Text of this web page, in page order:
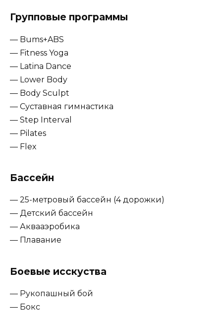
Групповые программы
— Bums+ABS
— Fitness Yoga
— Latina Dance
— Lower Body
— Body Sculpt
— Суставная гимнастика
— Step Interval
— Pilates
— Flex
Бассейн
— 25-метровый бассейн (4 дорожки)
— Детский бассейн
— Аквааэробика
— Плавание
Боевые исскуства
— Рукопашный бой
— Бокс